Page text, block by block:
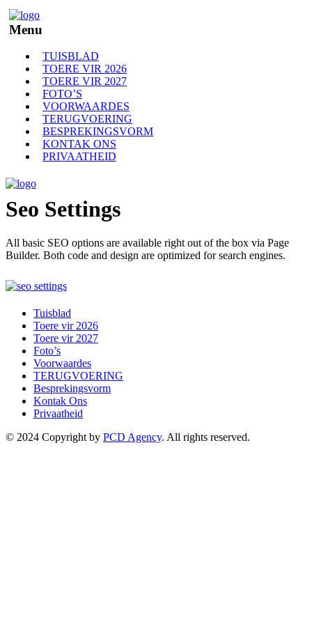
Menu
TUISBLAD
TOERE VIR 2026
TOERE VIR 2027
FOTO’S
VOORWAARDES
TERUGVOERING
BESPREKINGSVORM
KONTAK ONS
PRIVAATHEID
Seo Settings
All basic SEO options are available right out of the box via Page
Builder. Both code and design are optimized for search engines.
Tuisblad
Toere vir 2026
Toere vir 2027
Foto’s
Voorwaardes
TERUGVOERING
Besprekingsvorm
Kontak Ons
Privaatheid
© 2024 Copyright by PCD Agency. All rights reserved.